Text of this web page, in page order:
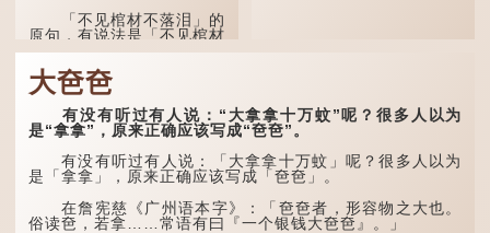
「不见棺材不落泪」的
原句，有说法是「不见棺材
不下泪」或「不见亲棺不下
泪」，出自明朝兰陵笑笑生
所著的《金瓶梅词话》第九
十八回。原意是指人未亲眼
见到亲人棺木，便不会真正
感到悲伤；后来引申为比喻
人执迷不悟，不到彻底失
败，便不肯罢休。
许多人对这上半句耳熟
能详，但它其实还有下半句
——「不到黄河心不死」...
大夿夿
有没有听过有人说：“大拿拿十万蚊”呢？很多人以为
是“拿拿”，原来正确应该写成“夿夿”。
有没有听过有人说：「大拿拿十万蚊」呢？很多人以为
是「拿拿」，原来正确应该写成「夿夿」。
在詹宪慈《广州语本字》：「夿夿者，形容物之大也。
俗读夿，若拿……常语有曰『一个银钱大夿夿』。」